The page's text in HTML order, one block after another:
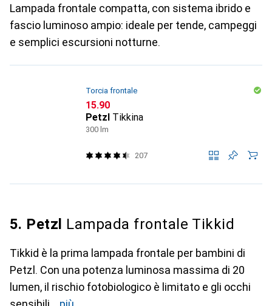
Lampada frontale compatta, con sistema ibrido e
fascio luminoso ampio: ideale per tende, campeggi
e semplici escursioni notturne.
Torcia frontale
CHF
15.90
Petzl Tikkina
300 lm
207
5. Petzl Lampada frontale Tikkid
Tikkid è la prima lampada frontale per bambini di
Petzl. Con una potenza luminosa massima di 20
lumen, il rischio fotobiologico è limitato e gli occhi